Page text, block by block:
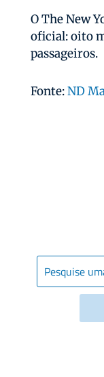
O The New
oficial: oito
passageiros.
Fonte:ND